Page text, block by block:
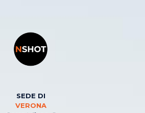
SEDE DI
VERONA